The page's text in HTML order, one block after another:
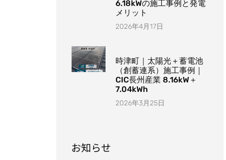
6.18kWの施工事例と発電
メリット
2026年4月17日
時津町｜太陽光＋蓄電池
（創蓄連系）施工事例｜
CIC長州産業 8.16kW＋
7.04kWh
2026年3月25日
お知らせ